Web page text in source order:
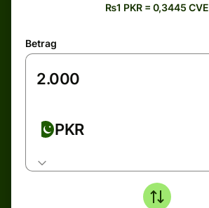
₨1 PKR = 0,3445 CVE
Betrag
PKR